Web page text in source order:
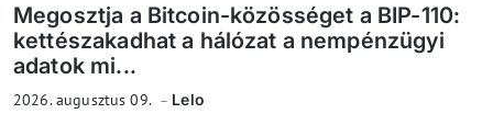
Megosztja a Bitcoin-közösséget a BIP-110:
kettészakadhat a hálózat a nempénzügyi
adatok mi...
2026. augusztus 09. Lelo